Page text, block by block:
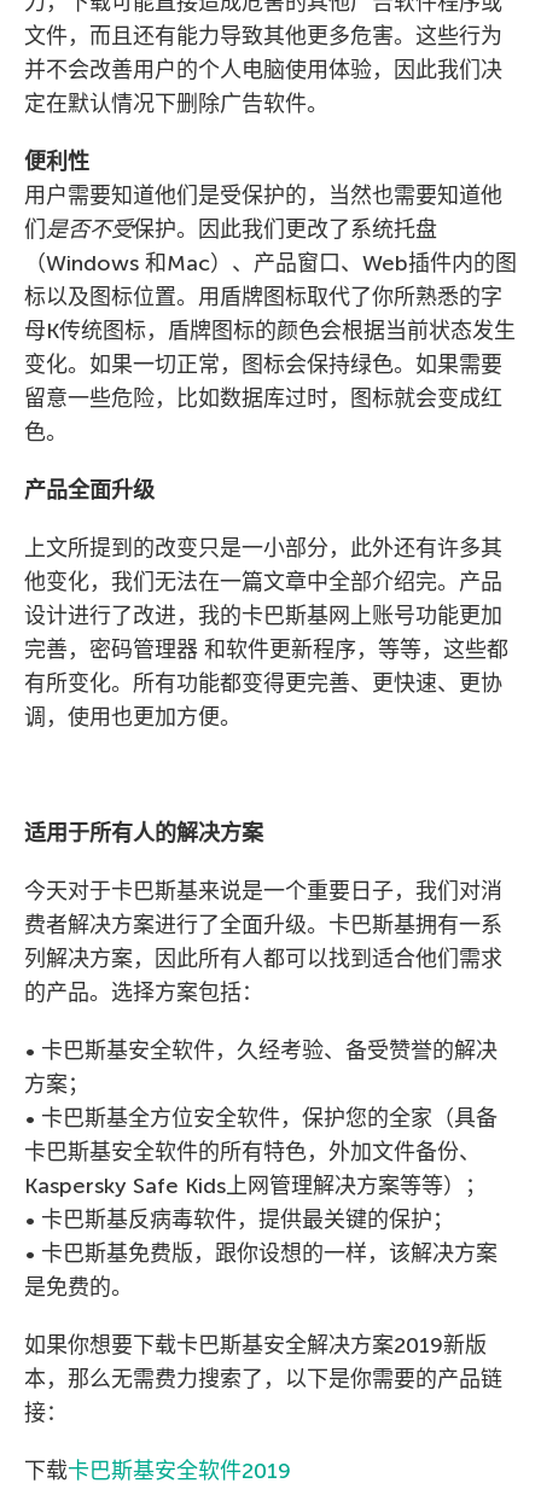
文件，而且还有能力导致其他更多危害。这些行为
并不会改善用户的个人电脑使用体验，因此我们决
定在默认情况下删除广告软件。
便利性
用户需要知道他们是受保护的，当然也需要知道他
们是否不受保护。因此我们更改了系统托盘
（Windows 和Mac）、产品窗口、Web插件内的图
标以及图标位置。用盾牌图标取代了你所熟悉的字
母K传统图标，盾牌图标的颜色会根据当前状态发生
变化。如果一切正常，图标会保持绿色。如果需要
留意一些危险，比如数据库过时，图标就会变成红
色。
产品全面升级
上文所提到的改变只是一小部分，此外还有许多其
他变化，我们无法在一篇文章中全部介绍完。产品
设计进行了改进，我的卡巴斯基网上账号功能更加
完善，密码管理器 和软件更新程序，等等，这些都
有所变化。所有功能都变得更完善、更快速、更协
调，使用也更加方便。
适用于所有人的解决方案
今天对于卡巴斯基来说是一个重要日子，我们对消
费者解决方案进行了全面升级。卡巴斯基拥有一系
列解决方案，因此所有人都可以找到适合他们需求
的产品。选择方案包括：
• 卡巴斯基安全软件，久经考验、备受赞誉的解决
方案；
• 卡巴斯基全方位安全软件，保护您的全家（具备
卡巴斯基安全软件的所有特色，外加文件备份、
Kaspersky Safe Kids上网管理解决方案等等）；
• 卡巴斯基反病毒软件，提供最关键的保护；
• 卡巴斯基免费版，跟你设想的一样，该解决方案
是免费的。
如果你想要下载卡巴斯基安全解决方案2019新版
本，那么无需费力搜索了，以下是你需要的产品链
接：
下载卡巴斯基安全软件2019